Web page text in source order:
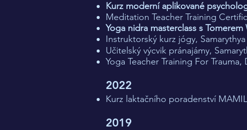
Kurz moderní aplikované
Meditation Teacher Training
Yoga nidra masterclass s Tomerem
Instruktorský kurz jógy,
Učitelský výcvik pránajámy,
Yoga Teacher Training For
2022
Kurz laktačního poradenství
2019